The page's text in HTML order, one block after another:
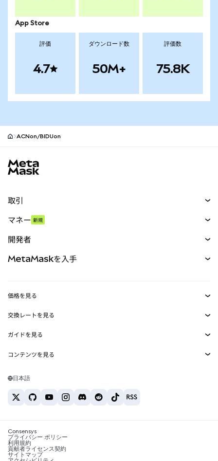
App Store
評価
4.7
ダウンロード数
50M+
評価数
75.8K
ACNon/BIDUon
取引
パーペチュアル
RWA
マネー 新規
開発者
MetaMask Connect
Snaps
Web3サービス
MetaMaskを入手
セキュリティ
サポート
キャリア
お問い合わせ
価格を見る
イーサリアムの価格
Solanaの価格
Tetherの価格
交換レートを見る
ETH→USD
USDT→INR
BTC→INR
ETH→USDT
ガイドを見る
ETHの購入
USDTの購入
SHIBの購入
BNBの購入
コンテンツを見る
Solanaウォレット
税制関連ニュース
暗号資産の購入方法は？
日本語
Consensys
プライバシー ポリシー
利用規約
貢献者ライセンス契約
サイトマップ